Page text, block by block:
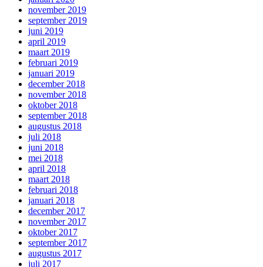
november 2019
september 2019
juni 2019
april 2019
maart 2019
februari 2019
januari 2019
december 2018
november 2018
oktober 2018
september 2018
augustus 2018
juli 2018
juni 2018
mei 2018
april 2018
maart 2018
februari 2018
januari 2018
december 2017
november 2017
oktober 2017
september 2017
augustus 2017
juli 2017